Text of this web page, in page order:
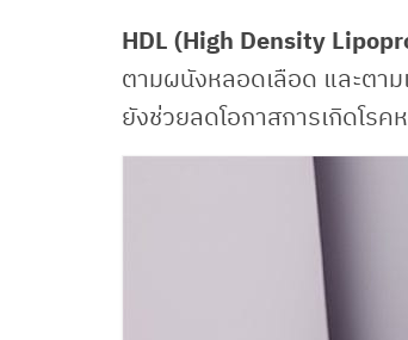
HDL (High Density
ตามผนังหลอดเลือด และตาม
ยังช่วยลดโอกาสการเกิดโร